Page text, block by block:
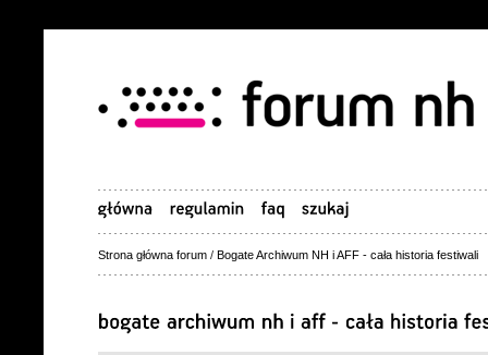
Strona główna forum / Bogate Archiwum NH i AFF - cała historia festiwali